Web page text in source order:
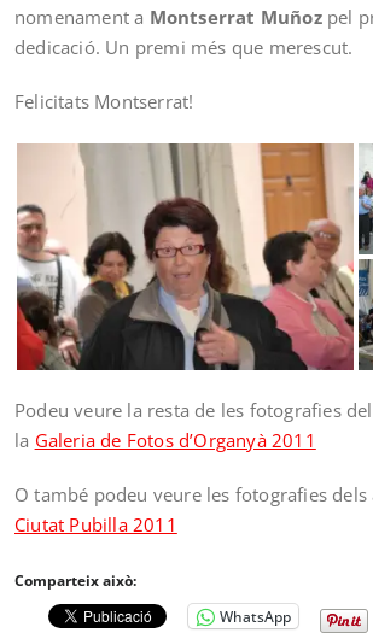
nomenament a Montserrat Muñozpel
dedicació. Un premi més que merescut.
Felicitats Montserrat!
Podeu veure la resta de les fotografies
la Galeria de Fotos d’Organyà 2011
O també podeu veure les fotografies dels
Ciutat Pubilla 2011
Comparteix això:
WhatsApp